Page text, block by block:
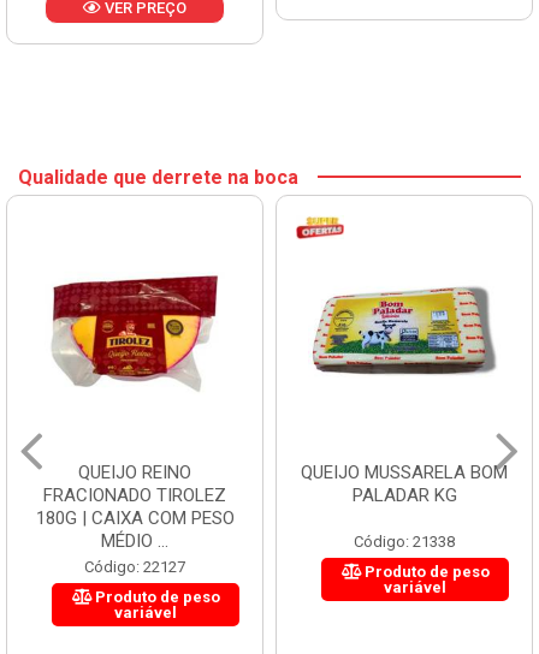
VER PREÇO
Qualidade que derrete na boca
QUEIJO REINO
FRACIONADO TIROLEZ
180G | CAIXA COM PESO
MÉDIO ...
Código: 22127
Produto de peso
variável
QUEIJO MUSSARELA BOM
PALADAR KG
Código: 21338
Produto de peso
variável